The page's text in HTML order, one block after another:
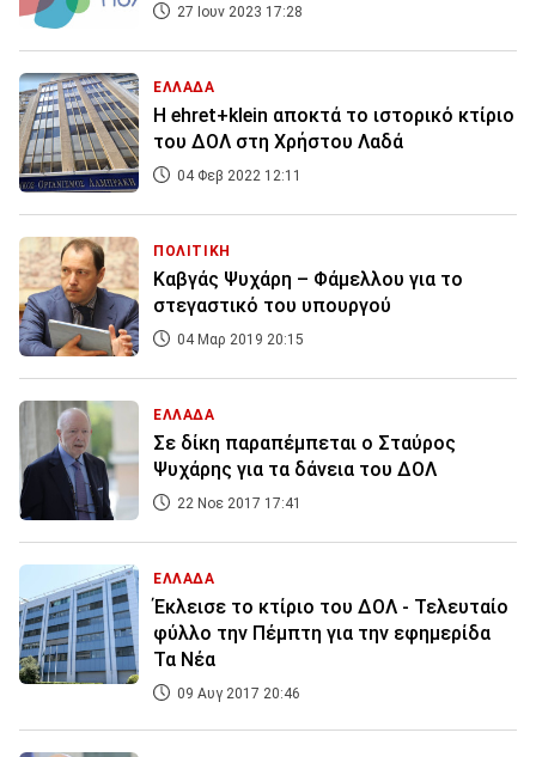
27 Ιουν 2023 17:28
ΕΛΛΑΔΑ
Η ehret+klein αποκτά το ιστορικό κτίριο
του ΔΟΛ στη Χρήστου Λαδά
04 Φεβ 2022 12:11
ΠΟΛΙΤΙΚΗ
Καβγάς Ψυχάρη – Φάμελλου για το
στεγαστικό του υπουργού
04 Μαρ 2019 20:15
ΕΛΛΑΔΑ
Σε δίκη παραπέμπεται ο Σταύρος
Ψυχάρης για τα δάνεια του ΔΟΛ
22 Νοε 2017 17:41
ΕΛΛΑΔΑ
Έκλεισε το κτίριο του ΔΟΛ - Τελευταίο
φύλλο την Πέμπτη για την εφημερίδα
Τα Νέα
09 Αυγ 2017 20:46